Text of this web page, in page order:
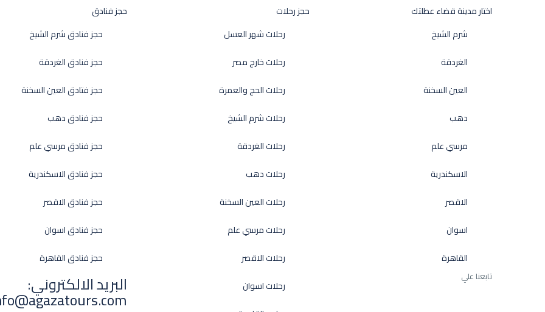
حجز فنادق
حجز فنادق شرم الشيخ
حجز فنادق الغردقة
حجز فتادق العين السخنة
حجز فنادق دهب
حجز فنادق مرسي علم
حجز فنادق الاسكندرية
حجز فنادق الاقصر
حجز فنادق اسوان
حجز فنادق القاهرة
البريد الالكتروني:
حجز رحلات
رحلات شهر العسل
رحلات خارج مصر
رحلات الحج والعمرة
رحلات شرم الشيخ
رحلات الغردقة
رحلات دهب
رحلات العين السخنة
رحلات مرسي علم
رحلات الاقصر
رحلات اسوان
اختار مدينة قضاء عطلتك
شرم الشيخ
الغردقة
العين السخنة
دهب
مرسي علم
الاسكندرية
الاقصر
اسوان
القاهرة
تابعنا علي